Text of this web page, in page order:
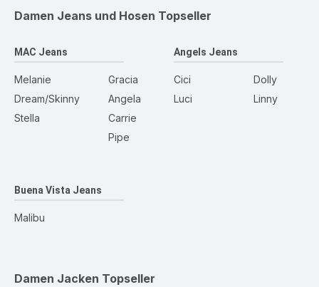
Damen Jeans und Hosen Topseller
MAC Jeans
Melanie
Dream/Skinny
Stella
Gracia
Angela
Carrie
Pipe
Angels Jeans
Cici
Luci
Dolly
Linny
Buena Vista Jeans
Malibu
Damen Jacken Topseller